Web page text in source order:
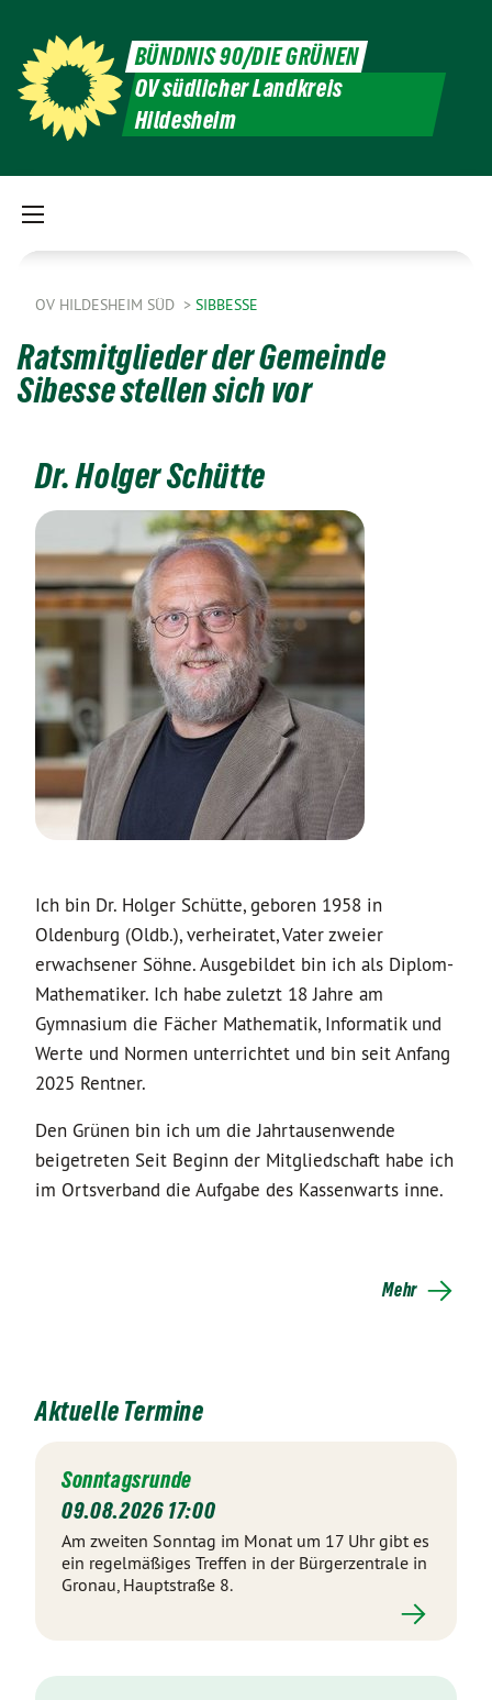
BÜNDNIS 90/DIE GRÜNEN
OV südlicher Landkreis
Hildesheim
OV HILDESHEIM SÜD SIBBESSE
Ratsmitglieder der Gemeinde
Sibesse stellen sich vor
Dr. Holger Schütte
Ich bin Dr. Holger Schütte, geboren 1958 in
Oldenburg (Oldb.), verheiratet, Vater zweier
erwachsener Söhne. Ausgebildet bin ich als Diplom-
Mathematiker. Ich habe zuletzt 18 Jahre am
Gymnasium die Fächer Mathematik, Informatik und
Werte und Normen unterrichtet und bin seit Anfang
2025 Rentner.
Den Grünen bin ich um die Jahrtausenwende
beigetreten Seit Beginn der Mitgliedschaft habe ich
im Ortsverband die Aufgabe des Kassenwarts inne.
Mehr
Aktuelle Termine
Sonntagsrunde
09.08.2026 17:00
Am zweiten Sonntag im Monat um 17 Uhr gibt es
ein regelmäßiges Treffen in der Bürgerzentrale in
Gronau, Hauptstraße 8.